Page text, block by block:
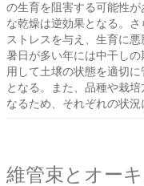
の生育を阻害する可能性
な乾燥は逆効果となる。
ストレスを与え、生育に
暑日が多い年には中干し
用して土壌の状態を適切
となる。また、品種や栽
なるため、それぞれの状況
維管束とオー